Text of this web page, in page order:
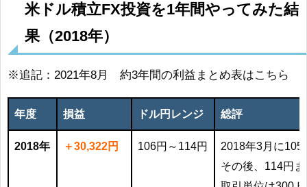
米ドル積立FX投資を1年間やってみた結
果（2018年）
※追記：2021年8月 約3年間の利益まとめ表はこちら
年度 損益 ドル円レンジ 総評
2018年 ＋30,322円 106円～114円
2018年3月に105
その後、114円